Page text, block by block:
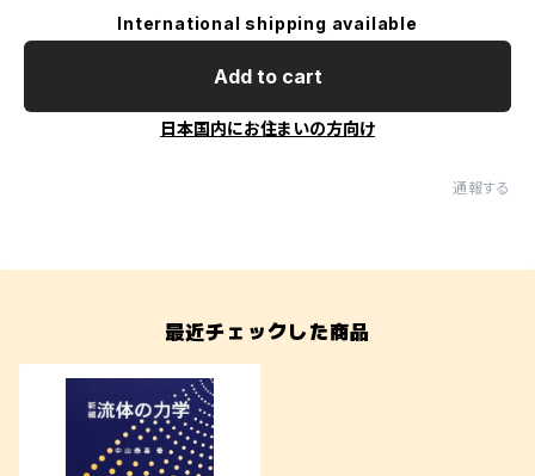
International shipping available
Add to cart
日本国内にお住まいの方向け
通報する
最近チェックした商品